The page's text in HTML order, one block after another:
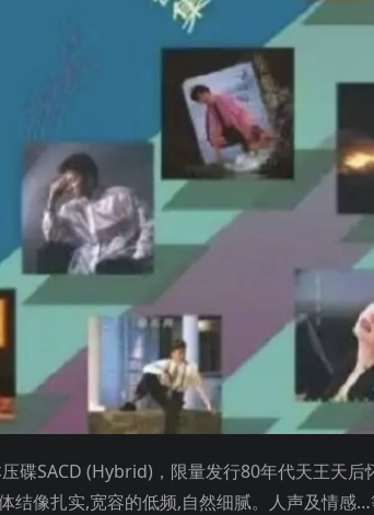
碟SACD (Hybrid)，限量发行80年代天王天
结像扎实,宽容的低频,自然细腻。人声及情感